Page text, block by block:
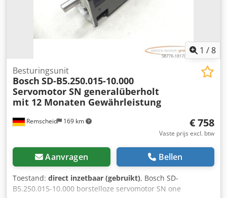
1 /8
Remscheid 169 km
Besturingsunit
Bosch SD-B5.250.015-10.000
Servomotor SN generalüberholt
mit 12 Monaten Gewährleistung
€ 758
Vaste prijs excl. btw
Aanvragen Bellen
Toestand: direct inzetbaar (gebruikt), Bosch SD-
B5.250.015-10.000 borstelloze servomotor SN one